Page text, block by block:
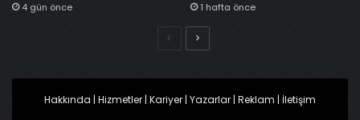
4 gün önce 1 hafta önce
ÖncekiSonraki
Hakkında | Hizmetler | Kariyer | Yazarlar | Reklam | İletişim